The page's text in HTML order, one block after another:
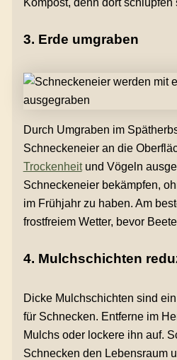
3. Erde umgraben
Durch Umgraben im
Schneckeneier an die
Trockenheitund Vögeln
Schneckeneier bekämpfen,
im Frühjahr zu haben. Am
frostfreiem Wetter, bevor
4. Mulchschichten
Dicke Mulchschichten sind
für Schnecken. Entferne im
Mulchs oder lockere ihn auf.
Schnecken den Lebensraum